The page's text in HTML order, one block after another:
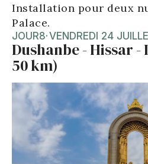
Installation pour deux
Palace.
JOUR8·VENDREDI 24
Dushanbe - Hissar -
50 km)